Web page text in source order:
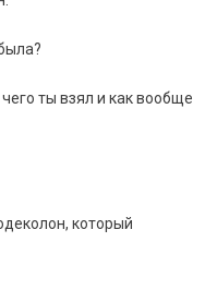
ты взял и как вообще
который